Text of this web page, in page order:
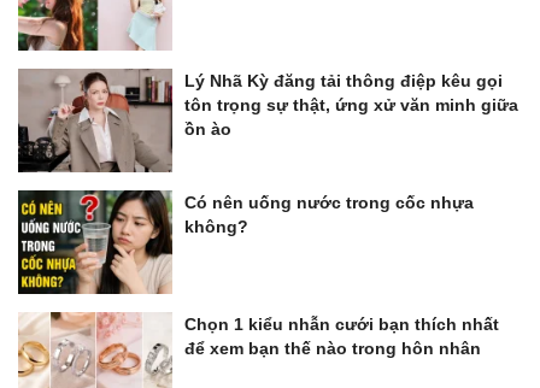
Lý Nhã Kỳ đăng tải thông điệp kêu gọi
tôn trọng sự thật, ứng xử văn minh giữa
ồn ào
Có nên uống nước trong cốc nhựa
không?
Chọn 1 kiểu nhẫn cưới bạn thích nhất
để xem bạn thế nào trong hôn nhân